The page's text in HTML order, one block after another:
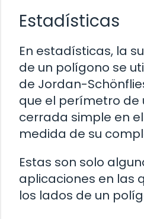
Estadísticas
En estadísticas, la
de un polígono se
de Jordan-
que el perímetro de
cerrada simple en
medida de su
Estas son solo
aplicaciones en las
los lados de un